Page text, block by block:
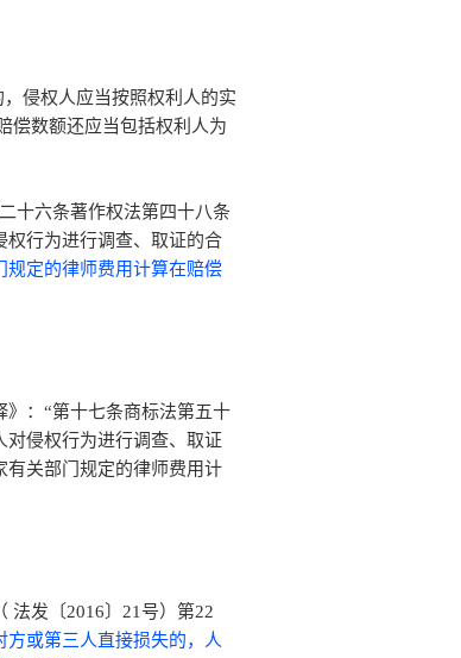
侵权人应当按照权利人的实
偿数额还应当包括权利人为
十六条著作权法第四十八条
权行为进行调查、取证的合
规定的律师费用计算在赔偿
：“第十七条商标法第五十
侵权行为进行调查、取证
有关部门规定的律师费用计
法发〔2016〕21号）第22
或第三人直接损失的，人